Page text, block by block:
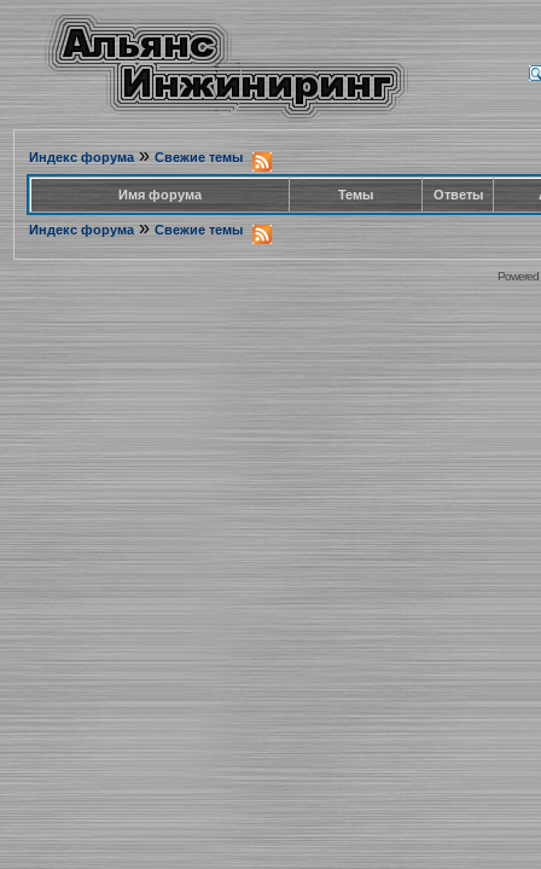
Индекс форума» Свежие темы
Имя форума Темы Ответы
Индекс форума » Свежие темы